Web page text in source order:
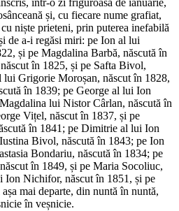
într-o zi friguroasă de ianuarie,
și, cu fiecare nume grafiat,
niște prieteni, prin puterea inefabilă
de a-i regăsi miri: pe Ion al lui
și pe Magdalina Barbă, născută în
în 1825, și pe Safta Bivol,
lui Grigorie Moroșan, născut în 1828,
în 1839; pe George al lui Ion
lui Nistor Cârlan, născută în
Vițel, născut în 1837, și pe
în 1841; pe Dimitrie al lui Ion
Bivol, născută în 1843; pe Ion
Bondariu, născută în 1834; pe
în 1849, și pe Maria Socoliuc,
Ion Nichifor, născut în 1851, și pe
mai departe, din nuntă în nuntă,
în veșnicie.